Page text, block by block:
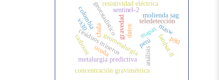
análisis
mapas
gravedad
geoestadístico datos
concentración gravimétrica
geometalurgia
metalurgia predictiva
ocoña
chala
perú
teledetección
sentinel-2
landsat-8
residuos mineros
colombia masw
resistividad eléctrica
vs30
catboost
molienda sag
p80